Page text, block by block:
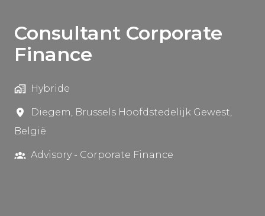
Consultant Corporate
Finance
Hybride
Diegem, Brussels Hoofdstedelijk Gewest,
België
Advisory - Corporate Finance